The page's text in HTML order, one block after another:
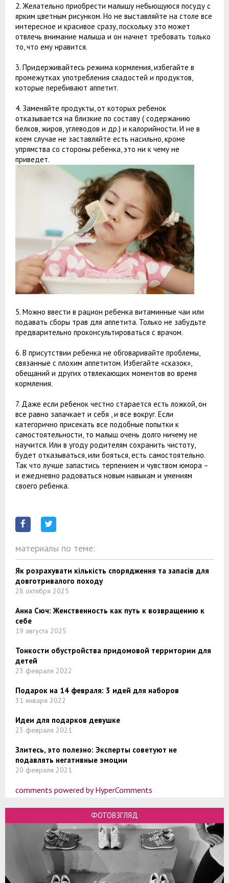
2. Желательно приобрести малышу небьющуюся посуду с
ярким цветным рисунком. Но не выставляйте на столе все
интересное и красивое сразу, поскольку это может
отвлечь внимание малыша и он начнет требовать только
то, что ему нравится.
3. Придерживайтесь режима кормления, избегайте в
промежутках употребления сладостей и продуктов,
которые перебивают аппетит.
4. Заменяйте продукты, от которых ребенок
отказывается на близкие по составу ( содержанию
белков, жиров, углеводов и др.) и калорийности. И не в
коем случае не заставляйте есть насильно, кроме
упрямства со стороны ребенка, это ни к чему не
приведет.
5. Можно ввести в рацион ребенка витаминные чаи или
подавать сборы трав для аппетита. Только не забудьте
предварительно проконсультироваться с врачом.
6. В присутствии ребенка не обговаривайте проблемы,
связанные с плохим аппетитом. Избегайте «сказок»,
обещаний и других отвлекающих моментов во время
кормления.
7. Даже если ребенок честно старается есть ложкой, он
все равно запачкает и себя , и все вокруг. Если
категорично присекать все подобные попытки к
самостоятельности, то малыш очень долго ничему не
научится. Или в угоду родителям сохранить чистоту,
будет отказываться, или бояться, есть самостоятельно.
Так что лучше запастись терпением и чувством юмора –
и ежедневно радоваться новым навыкам и умениям
своего ребенка.
материалы по теме:
Як розрахувати кількість спорядження та запасів для
довготривалого походу
28 октября 2025
Анна Сюч: Женственность как путь к возвращению к
себе
19 августа 2025
Тонкости обустройства придомовой территории для
детей
23 февраля 2022
Подарок на 14 февраля: 3 идей для наборов
31 января 2022
Идеи для подарков девушке
23 февраля 2021
Злитесь, это полезно: Эксперты советуют не
подавлять негативные эмоции
20 февраля 2021
comments powered by HyperComments
ФОТОВЗГЛЯД